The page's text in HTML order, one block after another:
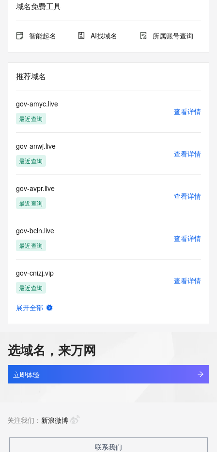
域名免费工具
智能起名 AI找域名 所属账号查询
推荐域名
gov-amyc.live
最近查询
查看详情
gov-anwj.live
最近查询
查看详情
gov-avpr.live
最近查询
查看详情
gov-bcln.live
最近查询
查看详情
gov-cnizj.vip
最近查询
查看详情
gov-drjz.live
最近查询
查看详情
展开全部
选域名，来万网
立即体验
关注我们： 新浪微博
联系我们